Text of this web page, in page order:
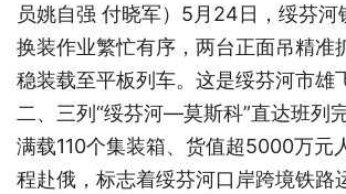
员姚自强 付晓军） 5 月 24日，绥芬河
换装作业繁忙有序，两台正面吊精准
稳装载至平板列车。这是绥芬河市雄
二、三列“绥芬河—莫斯科”直达班列
满载110个集装箱、货值超5000万元
程赴俄，标志着绥芬河口岸跨境铁路